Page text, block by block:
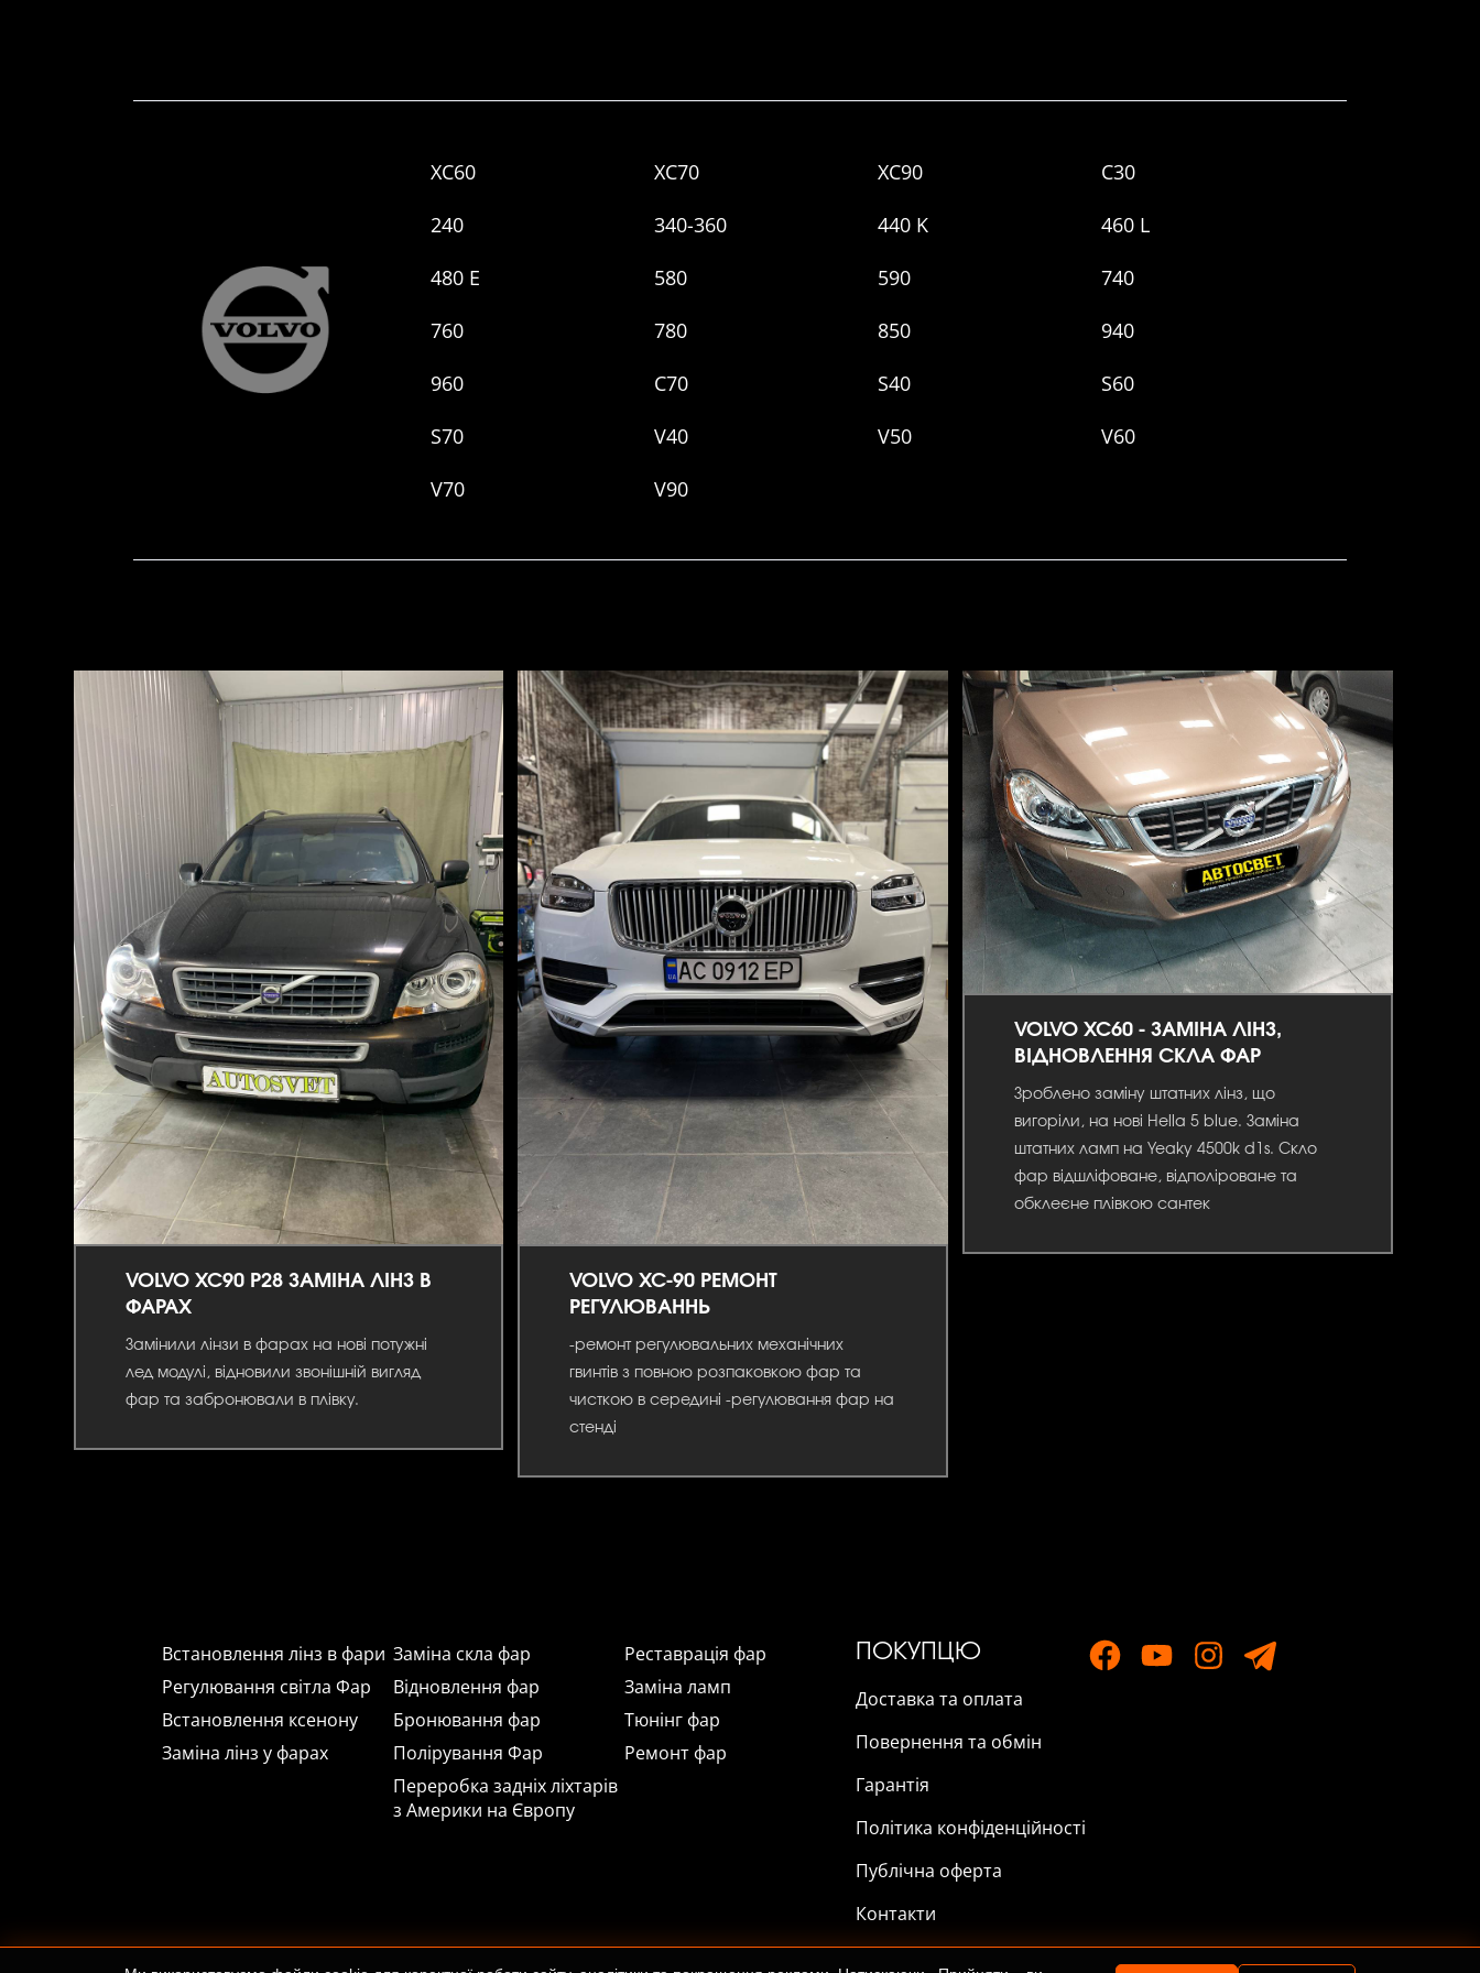
XC60 XC70 XC90
С30
240
340-360 440 K
460 L
480 E
580 590
740
760
780 850
940
960
C70 S40
S60
S70
V40 V50
V60
V70
V90
VOLVO XC90 P28 ЗАМІНА ЛІНЗ В
ФАРАХ
Замінили лінзи в фарах на нові потужні
лед модулі, відновили звонішній вигляд
фар та забронювали в плівку.
VOLVO XC-90 РЕМОНТ
РЕГУЛЮВАННЬ
-ремонт регулювальних механічних
гвинтів з повною розпаковкою фар та
чисткою в середині -регулювання фар на
стенді
VOLVO XC60 - ЗАМІНА ЛІНЗ,
ВІДНОВЛЕННЯ СКЛА ФАР
Зроблено заміну штатних лінз, що
вигоріли, на нові Hella 5 blue. Заміна
штатних ламп на Yeaky 4500k d1s. Скло
фар відшліфоване, відполіроване та
обклеєне плівкою сантек
Встановлення лінз в фари
Регулювання світла Фар
Встановлення ксенону
Заміна лінз у фарах
Заміна скла фар
Відновлення фар
Бронювання фар
Полірування Фар
Переробка задніх ліхтарів
з Америки на Європу
Реставрація фар
Заміна ламп
Тюнінг фар
Ремонт фар
ПОКУПЦЮ
Доставка та оплата
Повернення та обмін
Гарантія
Політика конфіденційності
Публічна оферта
Контакти